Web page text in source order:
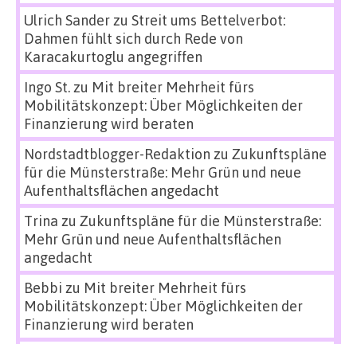
Ulrich Sanderzu Streit ums Bettelverbot:
Dahmen fühlt sich durch Rede von
Karacakurtoglu angegriffen
Ingo St.zu Mit breiter Mehrheit fürs
Mobilitätskonzept: Über Möglichkeiten der
Finanzierung wird beraten
Nordstadtblogger-Redaktion zu Zukunftspläne
für die Münsterstraße: Mehr Grün und neue
Aufenthaltsflächen angedacht
Trina zu Zukunftspläne für die Münsterstraße:
Mehr Grün und neue Aufenthaltsflächen
angedacht
Bebbi zu Mit breiter Mehrheit fürs
Mobilitätskonzept: Über Möglichkeiten der
Finanzierung wird beraten